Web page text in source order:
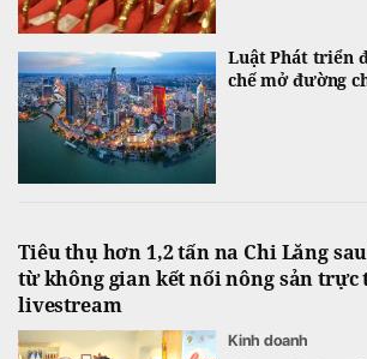
Luật Phát triển
chế mở đường
Tiêu thụ hơn 1,2 tấn na Chi Lăng
từ không gian kết nối nông sản trực
livestream
Kinh doanh